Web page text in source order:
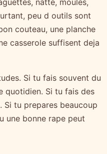
peu d outils sont
couteau, une planche
casserole suffisent deja
Si tu fais souvent du
quotidien. Si tu fais des
Si tu prepares beaucoup
une bonne rape peut